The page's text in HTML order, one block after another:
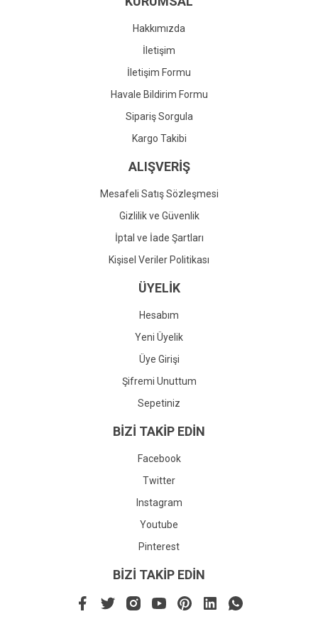
Gönder
Hakkımızda
İletişim
İletişim Formu
Havale Bildirim Formu
Sipariş Sorgula
Kargo Takibi
ALIŞVERİŞ
Mesafeli Satış Sözleşmesi
Gizlilik ve Güvenlik
İptal ve İade Şartları
Kişisel Veriler Politikası
ÜYELİK
Hesabım
Yeni Üyelik
Üye Girişi
Şifremi Unuttum
Sepetiniz
BİZİ TAKİP EDİN
Facebook
Twitter
Instagram
Youtube
Pinterest
BİZİ TAKİP EDİN